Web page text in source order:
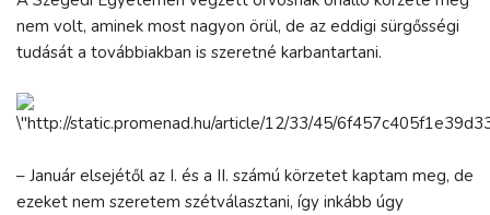
nem volt, aminek most nagyon örül, de az eddigi sürgősségi
tudását a továbbiakban is szeretné karbantartani.
– Január elsejétől az I. és a II. számú körzetet kaptam meg, de
ezeket nem szeretem szétválasztani, így inkább úgy